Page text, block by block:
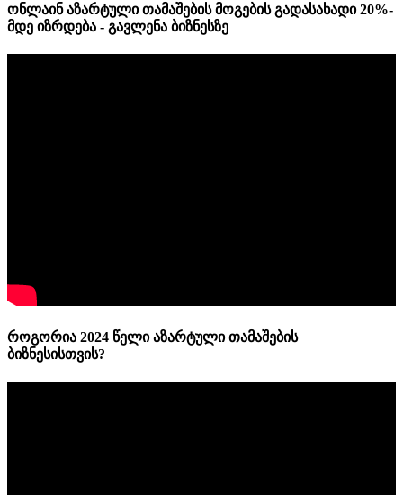
ონლაინ აზარტული თამაშების მოგების გადასახადი 20%-
მდე იზრდება - გავლენა ბიზნესზე
როგორია 2024 წელი აზარტული თამაშების
ბიზნესისთვის?